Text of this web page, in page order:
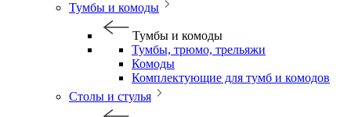
Тумбы и комоды
Тумбы и комоды
Тумбы, трюмо, трельяжи
Комоды
Комплектующие для тумб и комодов
Столы и стулья